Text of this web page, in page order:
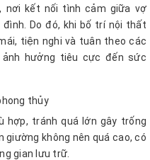
nơi kết nối tình cảm giữa vợ
Do đó, khi bố trí nội thất
tiện nghi và tuân theo các
hưởng tiêu cực đến sức
thủy
hợp, tránh quá lớn gây trống
giường không nên quá cao, có
gian lưu trữ.